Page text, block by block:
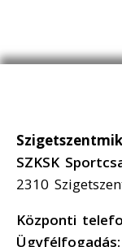
SZKSK
2310
Központi
Ügyfélfogadás: